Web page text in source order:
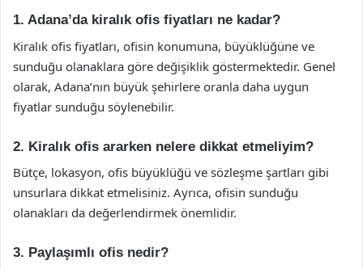
1. Adana’da kiralık ofis fiyatları ne kadar?
Kiralık ofis fiyatları, ofisin konumuna, büyüklüğüne ve
sunduğu olanaklara göre değişiklik göstermektedir. Genel
olarak, Adana’nın büyük şehirlere oranla daha uygun
fiyatlar sunduğu söylenebilir.
2. Kiralık ofis ararken nelere dikkat etmeliyim?
Bütçe, lokasyon, ofis büyüklüğü ve sözleşme şartları gibi
unsurlara dikkat etmelisiniz. Ayrıca, ofisin sunduğu
olanakları da değerlendirmek önemlidir.
3. Paylaşımlı ofis nedir?